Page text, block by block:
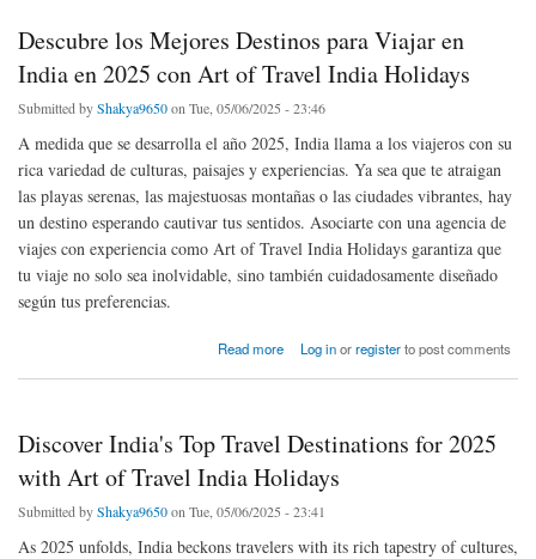
Descubre los Mejores Destinos para Viajar en
India en 2025 con Art of Travel India Holidays
Submitted byShakya9650on Tue, 05/06/2025 - 23:46
A medida que se desarrolla el año 2025, India llama a los viajeros con su
rica variedad de culturas, paisajes y experiencias. Ya sea que te atraigan
las playas serenas, las majestuosas montañas o las ciudades vibrantes, hay
un destino esperando cautivar tus sentidos. Asociarte con una agencia de
viajes con experiencia como Art of Travel India Holidays garantiza que
tu viaje no solo sea inolvidable, sino también cuidadosamente diseñado
según tus preferencias.
Read more
about Descubre los Mejores Destinos para Viajar en India en 2025 con Art of Travel India
Log inorregisterto post comments
Discover India's Top Travel Destinations for 2025
with Art of Travel India Holidays
Submitted byShakya9650on Tue, 05/06/2025 - 23:41
As 2025 unfolds, India beckons travelers with its rich tapestry of cultures,